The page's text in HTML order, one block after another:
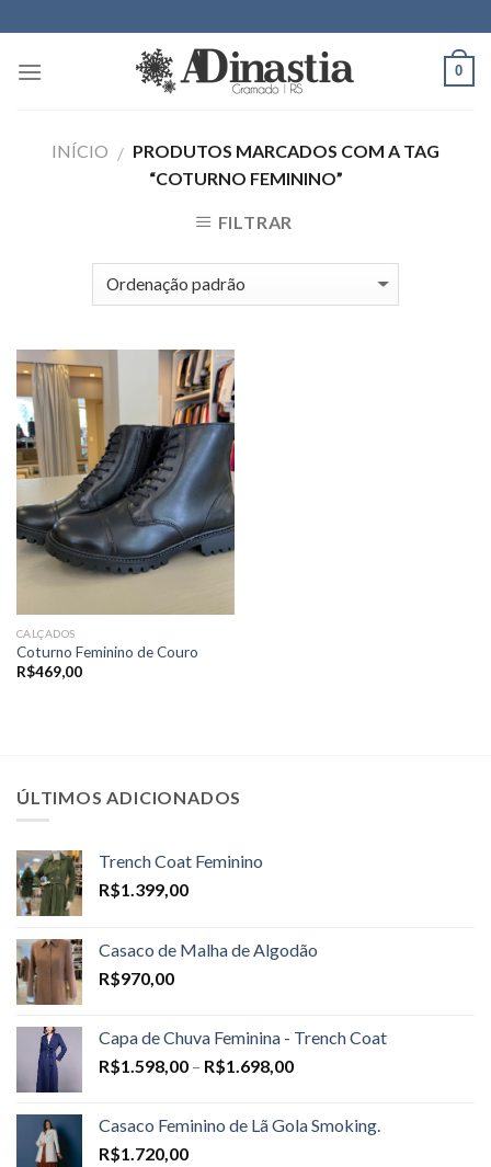
to
content
0
INÍCIO / PRODUTOS MARCADOS COM A TAG
“COTURNO FEMININO”
FILTRAR
CALÇADOS
Coturno Feminino de Couro
R$469,00
ÚLTIMOS ADICIONADOS
Trench Coat Feminino
R$1.399,00
Casaco de Malha de Algodão
R$970,00
Capa de Chuva Feminina - Trench Coat
R$1.598,00 – R$1.698,00Price
through
Casaco Feminino de Lã Gola Smoking.
R$1.720,00